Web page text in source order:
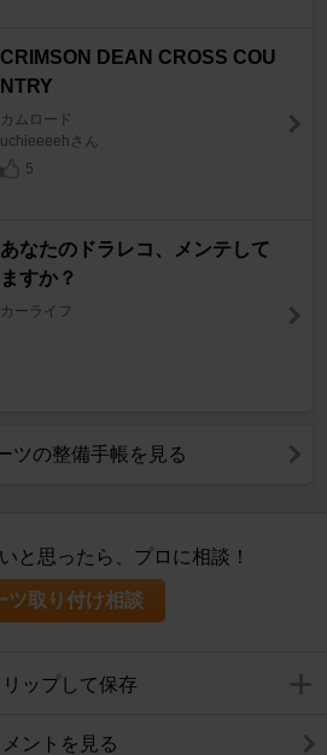
CRIMSON DEAN CROSS COU
NTRY
カムロード
uchieeeehさん
5
あなたのドラレコ、メンテして
ますか？
カーライフ
ツの整備手帳を見る
と思ったら、プロに相談！
ツ取り付け相談
ップして保存
ントを見る